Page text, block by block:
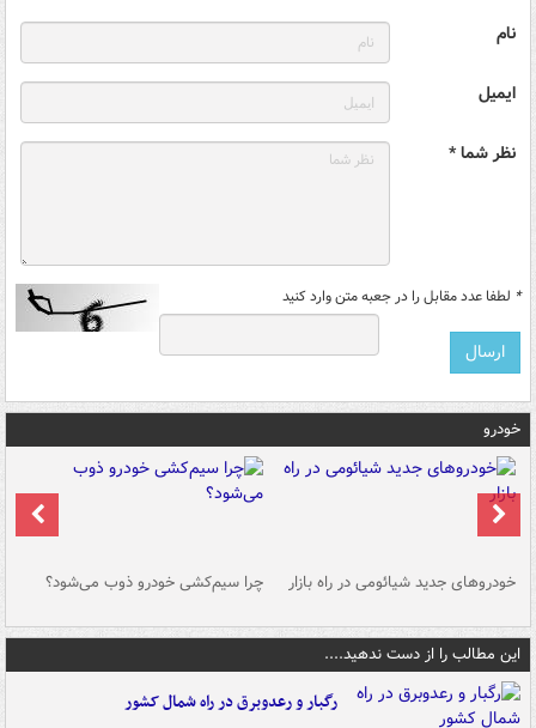
نام
ایمیل
نظر شما *
* لطفا عدد مقابل را در جعبه متن وارد کنید
خودرو
خودروهای جدید شیائومی در راه بازار چرا سیم‌کشی خودرو ذوب می‌شود؟
این مطالب را از دست ندهید....
رگبار و رعدوبرق در راه شمال کشور